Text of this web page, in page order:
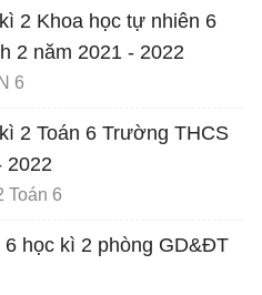
2 Khoa học tự nhiên 6
2 năm 2021 - 2022
6
2 Toán 6 Trường THCS
2022
Toán 6
học kì 2 phòng GD&ĐT